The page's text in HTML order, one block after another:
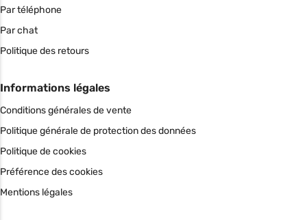
Par téléphone
Par chat
Politique des retours
Informations légales
Conditions générales de vente
Politique générale de protection des données
Politique de cookies
Préférence des cookies
Mentions légales